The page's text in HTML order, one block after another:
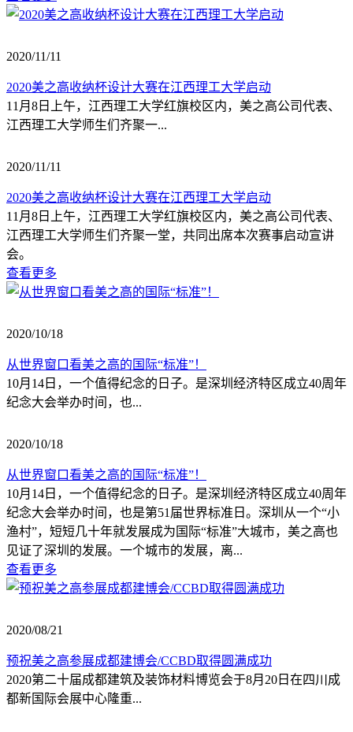
2020/11/11
2020美之高收纳杯设计大赛在江西理工大学启动
11月8日上午，江西理工大学红旗校区内，美之高公司代表、
江西理工大学师生们齐聚一...
2020/11/11
2020美之高收纳杯设计大赛在江西理工大学启动
11月8日上午，江西理工大学红旗校区内，美之高公司代表、
江西理工大学师生们齐聚一堂，共同出席本次赛事启动宣讲
会。
查看更多
2020/10/18
从世界窗口看美之高的国际“标准”！
10月14日，一个值得纪念的日子。是深圳经济特区成立40周年
纪念大会举办时间，也...
2020/10/18
从世界窗口看美之高的国际“标准”！
10月14日，一个值得纪念的日子。是深圳经济特区成立40周年
纪念大会举办时间，也是第51届世界标准日。深圳从一个“小
渔村”，短短几十年就发展成为国际“标准”大城市，美之高也
见证了深圳的发展。一个城市的发展，离...
查看更多
2020/08/21
预祝美之高参展成都建博会/CCBD取得圆满成功
2020第二十届成都建筑及装饰材料博览会于8月20日在四川成
都新国际会展中心隆重...